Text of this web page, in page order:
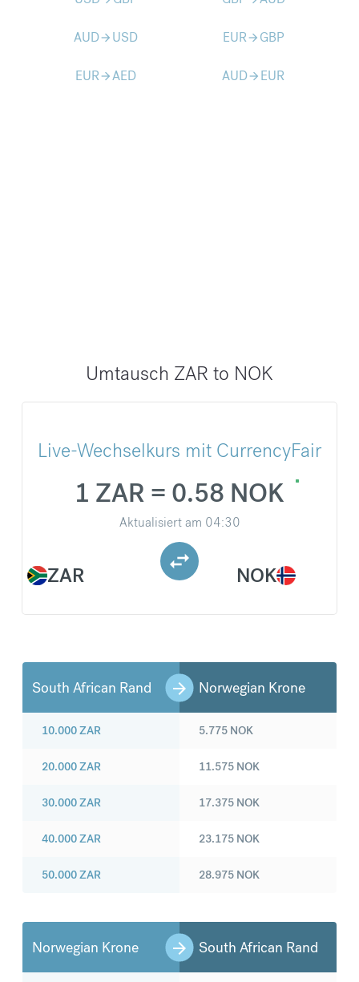
AUDarrow_forward USD EURarrow_forward GBP
EURarrow_forwardAED AUDarrow_forward EUR
Umtausch ZAR to NOK
Live-Wechselkurs mit CurrencyFair
ZAR
1 ZAR = 0.58 NOK
Aktualisiert am 04:30
NOK
South African Rand Norwegian Krone
10.000ZAR
20.000ZAR
30.000ZAR
40.000ZAR
50.000ZAR
5.775 NOK
11.575 NOK
17.375 NOK
23.175 NOK
28.975 NOK
Norwegian Krone South African Rand